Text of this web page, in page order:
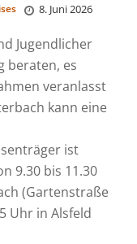
8. Juni 2026
Jugendlicher
beraten, es
veranlasst
kann eine
ist
9.30 bis 11.30
(Gartenstraße
Uhr in Alsfeld